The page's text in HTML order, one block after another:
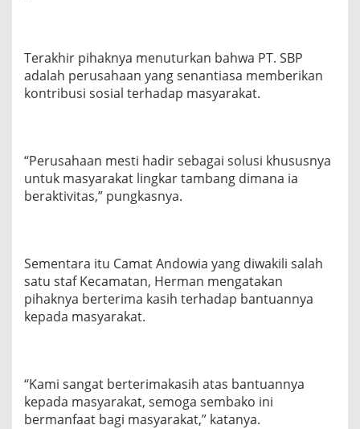
Terakhir pihaknya menuturkan bahwa PT. SBP
adalah perusahaan yang senantiasa memberikan
kontribusi sosial terhadap masyarakat.
“Perusahaan mesti hadir sebagai solusi khususnya
untuk masyarakat lingkar tambang dimana ia
beraktivitas,” pungkasnya.
Sementara itu Camat Andowia yang diwakili salah
satu staf Kecamatan, Herman mengatakan
pihaknya berterima kasih terhadap bantuannya
kepada masyarakat.
“Kami sangat berterimakasih atas bantuannya
kepada masyarakat, semoga sembako ini
bermanfaat bagi masyarakat,” katanya.